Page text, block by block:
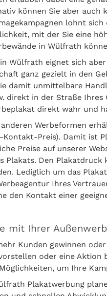
können Sie aber auch
lohnt
mit der Sie eine
in Wülfrath
Wülfrath eignet sich
ganz gezielt in den
damit unmittelbare
direkt in der Straße Ihres
direkt wahr und
Werbeformen
Kontakt-Preis). Damit ist
Preise auf unserer
Plakats. Den
Lediglich um das
Ihres
den Kontakt einer
mit Ihrer
Kunden gewinnen
oder eine
um Ihre
Plakatwerbung